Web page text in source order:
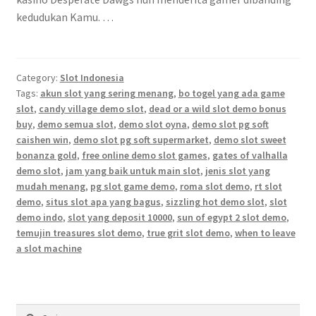
kedudukan Kamu. …
Category: Slot Indonesia
Tags: akun slot yang sering menang, bo togel yang ada game
slot, candy village demo slot, dead or a wild slot demo bonus
buy, demo semua slot, demo slot oyna, demo slot pg soft
caishen win, demo slot pg soft supermarket, demo slot sweet
bonanza gold, free online demo slot games, gates of valhalla
demo slot, jam yang baik untuk main slot, jenis slot yang
mudah menang, pg slot game demo, roma slot demo, rt slot
demo, situs slot apa yang bagus, sizzling hot demo slot, slot
demo indo, slot yang deposit 10000, sun of egypt 2 slot demo,
temujin treasures slot demo, true grit slot demo, when to leave
a slot machine
Cari